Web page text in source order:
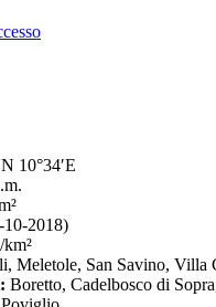
10°34′E
10-2018)
Meletole, San Savino, Villa
Boretto, Cadelbosco di